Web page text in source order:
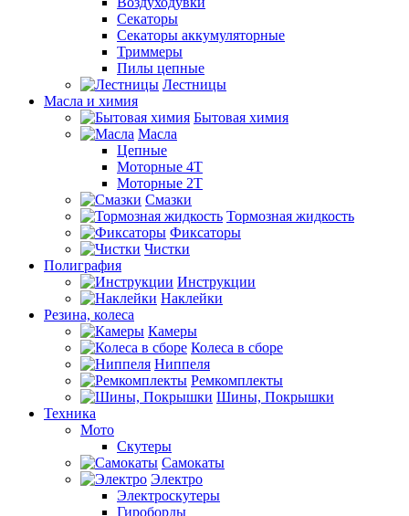
Секаторы
Секаторы аккумуляторные
Триммеры
Пилы цепные
Лестницы
Масла и химия
Бытовая химия
Масла
Цепные
Моторные 4Т
Моторные 2Т
Смазки
Тормозная жидкость
Фиксаторы
Чистки
Полиграфия
Инструкции
Наклейки
Резина, колеса
Камеры
Колеса в сборе
Ниппеля
Ремкомплекты
Шины, Покрышки
Техника
Мото
Скутеры
Самокаты
Электро
Электроскутеры
Гироборды